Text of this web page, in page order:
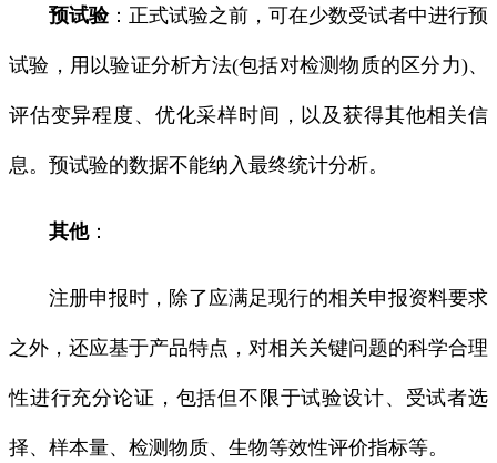
预试验：正式试验之前，可在少数受试者中进行预
试验，用以验证分析方法(包括对检测物质的区分力)、
评估变异程度、优化采样时间，以及获得其他相关信
息。预试验的数据不能纳入最终统计分析。
其他：
注册申报时，除了应满足现行的相关申报资料要求
之外，还应基于产品特点，对相关关键问题的科学合理
性进行充分论证，包括但不限于试验设计、受试者选
择、样本量、检测物质、生物等效性评价指标等。